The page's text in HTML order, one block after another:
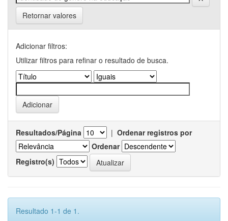
Retornar valores
Adicionar filtros:
Utilizar filtros para refinar o resultado de busca.
Resultados/Página | Ordenar registros por
Ordenar
Registro(s)
Resultado 1-1 de 1.